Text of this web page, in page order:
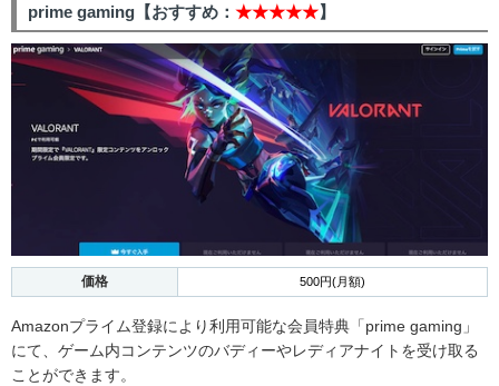
prime gaming【おすすめ： ★★★★★】
価格 500円(月額)
Amazonプライム登録により利用可能な会員特典「prime gaming」
にて、ゲーム内コンテンツのバディーやレディアナイトを受け取る
ことができます。